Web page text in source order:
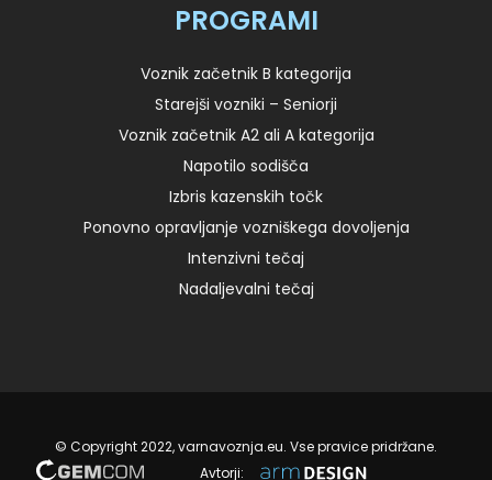
PROGRAMI
Voznik začetnik B kategorija
Starejši vozniki – Seniorji
Voznik začetnik A2 ali A kategorija
Napotilo sodišča
Izbris kazenskih točk
Ponovno opravljanje vozniškega dovoljenja
Intenzivni tečaj
Nadaljevalni tečaj
© Copyright 2022, varnavoznja.eu. Vse pravice pridržane.
Avtorji: